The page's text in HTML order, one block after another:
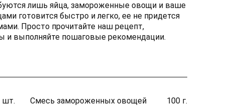
лишь яйца, замороженные овощи и ваше
готовится быстро и легко, ее не придется
Просто прочитайте наш рецепт,
и выполняйте пошаговые рекомендации.
шт. Смесь замороженных овощей
100 г.